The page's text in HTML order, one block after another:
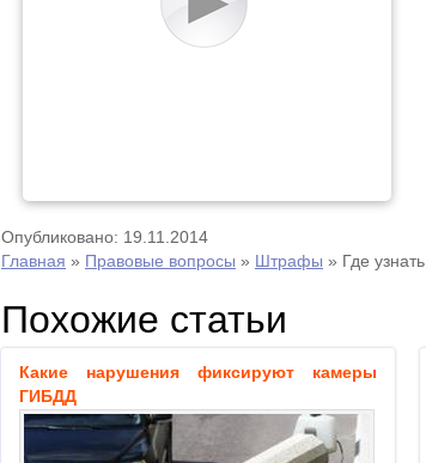
Опубликовано: 19.11.2014
Главная » Правовые вопросы » Штрафы » Где
Похожие статьи
Какие нарушения фиксируют камеры
ГИБДД